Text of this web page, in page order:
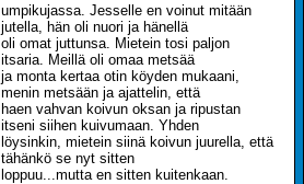
umpikujassa. Jesselle en voinut mitään
jutella, hän oli nuori ja hänellä
oli omat juttunsa. Mietein tosi paljon
itsaria. Meillä oli omaa metsää
ja monta kertaa otin köyden mukaani,
menin metsään ja ajattelin, että
haen vahvan koivun oksan ja ripustan
itseni siihen kuivumaan. Yhden
löysinkin, mietein siinä koivun juurella, että
tähänkö se nyt sitten
loppuu...mutta en sitten kuitenkaan.